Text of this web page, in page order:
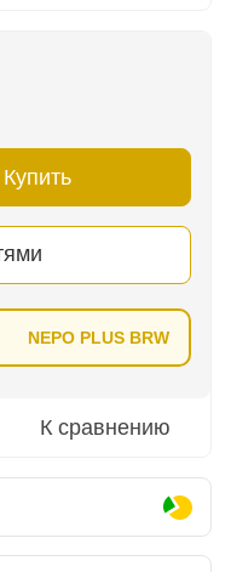
Купить
NEPO PLUS BRW
К сравнению